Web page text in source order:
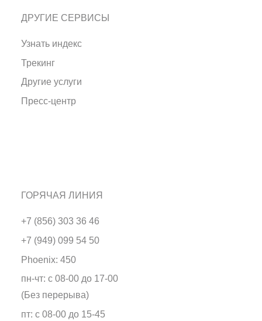
ДРУГИЕ СЕРВИСЫ
Узнать индекс
Трекинг
Другие услуги
Пресс-центр
ГОРЯЧАЯ ЛИНИЯ
+7 (856) 303 36 46
+7 (949) 099 54 50
Phoenix: 450
пн-чт: с 08-00 до 17-00
(Без перерыва)
пт: с 08-00 до 15-45